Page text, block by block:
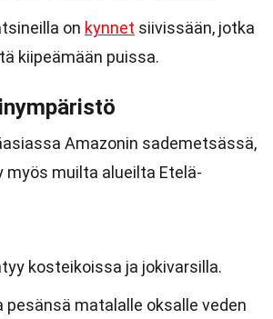
on kynnet siivissään, jotka
kiipeämään puissa.
Amazonin sademetsässä,
muilta alueilta Etelä-
kosteikoissa ja jokivarsilla.
pesänsä matalalle oksalle veden